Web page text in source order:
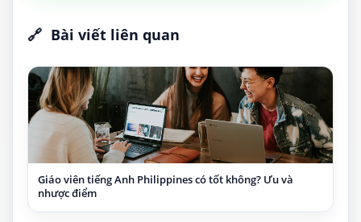
🔗 Bài viết liên quan
Giáo viên tiếng Anh Philippines có tốt không? Ưu và
nhược điểm